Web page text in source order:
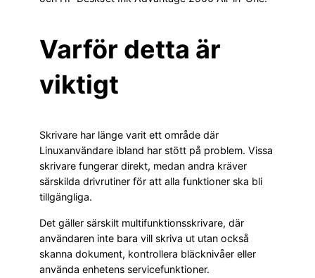
Varför detta är
viktigt
Skrivare har länge varit ett område där
Linuxanvändare ibland har stött på problem. Vissa
skrivare fungerar direkt, medan andra kräver
särskilda drivrutiner för att alla funktioner ska bli
tillgängliga.
Det gäller särskilt multifunktionsskrivare, där
användaren inte bara vill skriva ut utan också
skanna dokument, kontrollera bläcknivåer eller
använda enhetens servicefunktioner.